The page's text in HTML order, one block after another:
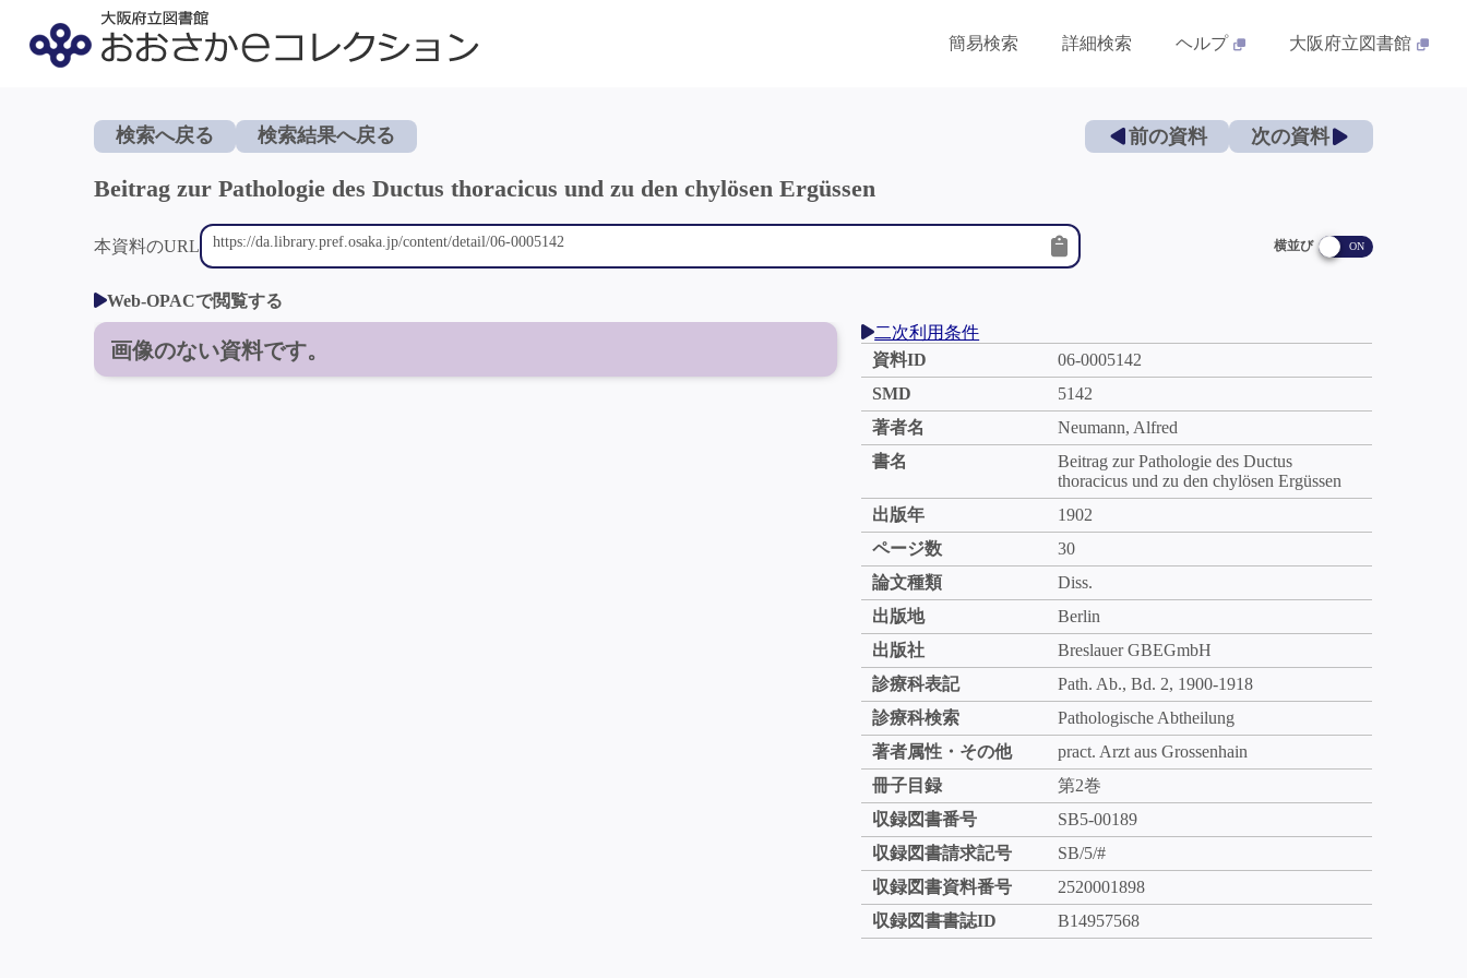
簡易検索 詳細検索 ヘルプ 大阪府立図書館
検索へ戻る 検索結果へ戻る 前の資料 次の資料
Beitrag zur Pathologie des Ductus thoracicus und zu den chylösen Ergüssen
本資料のURL 横並び
Web-OPACで閲覧する
画像のない資料です。
二次利用条件
資料ID
06-0005142
SMD
5142
著者名
Neumann, Alfred
書名
Beitrag zur Pathologie des Ductus
thoracicus und zu den chylösen Ergüssen
出版年
1902
ページ数
30
論文種類
Diss.
出版地
Berlin
出版社
Breslauer GBEGmbH
診療科表記
Path. Ab., Bd. 2, 1900-1918
診療科検索
Pathologische Abtheilung
著者属性・その他
pract. Arzt aus Grossenhain
冊子目録
第2巻
収録図書番号
SB5-00189
収録図書請求記号
SB/5/#
収録図書資料番号
2520001898
収録図書書誌ID
B14957568